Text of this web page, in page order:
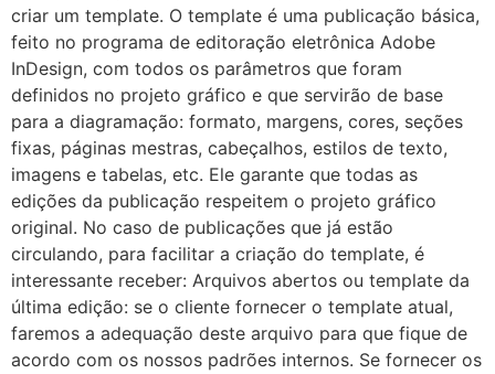
criar um template. O template é uma publicação básica,
feito no programa de editoração eletrônica Adobe
InDesign, com todos os parâmetros que foram
definidos no projeto gráfico e que servirão de base
para a diagramação: formato, margens, cores, seções
fixas, páginas mestras, cabeçalhos, estilos de texto,
imagens e tabelas, etc. Ele garante que todas as
edições da publicação respeitem o projeto gráfico
original. No caso de publicações que já estão
circulando, para facilitar a criação do template, é
interessante receber: Arquivos abertos ou template da
última edição: se o cliente fornecer o template atual,
faremos a adequação deste arquivo para que fique de
acordo com os nossos padrões internos. Se fornecer os